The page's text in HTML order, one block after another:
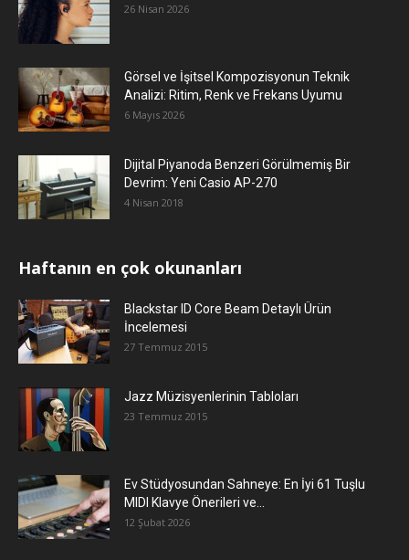
26 Nisan 2026
Görsel ve İşitsel Kompozisyonun Teknik
Analizi: Ritim, Renk ve Frekans Uyumu
6 Mayıs 2026
Dijital Piyanoda Benzeri Görülmemiş Bir
Devrim: Yeni Casio AP-270
4 Nisan 2018
Haftanın en çok okunanları
Blackstar ID Core Beam Detaylı Ürün
İncelemesi
27 Temmuz 2015
Jazz Müzisyenlerinin Tabloları
23 Temmuz 2015
Ev Stüdyosundan Sahneye: En İyi 61 Tuşlu
MIDI Klavye Önerileri ve...
12 Şubat 2026